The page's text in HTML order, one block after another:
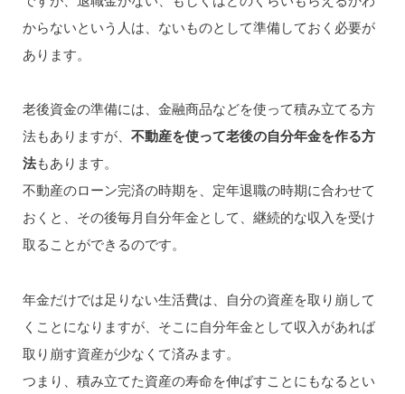
からないという人は、ないものとして準備しておく必要が
あります。
老後資金の準備には、金融商品などを使って積み立てる方
法もありますが、 不動産を使って老後の自分年金を作る方
法もあります。
不動産のローン完済の時期を、定年退職の時期に合わせて
おくと、その後毎月自分年金として、継続的な収入を受け
取ることができるのです。
年金だけでは足りない生活費は、自分の資産を取り崩して
くことになりますが、そこに自分年金として収入があれば
取り崩す資産が少なくて済みます。
つまり、積み立てた資産の寿命を伸ばすことにもなるとい